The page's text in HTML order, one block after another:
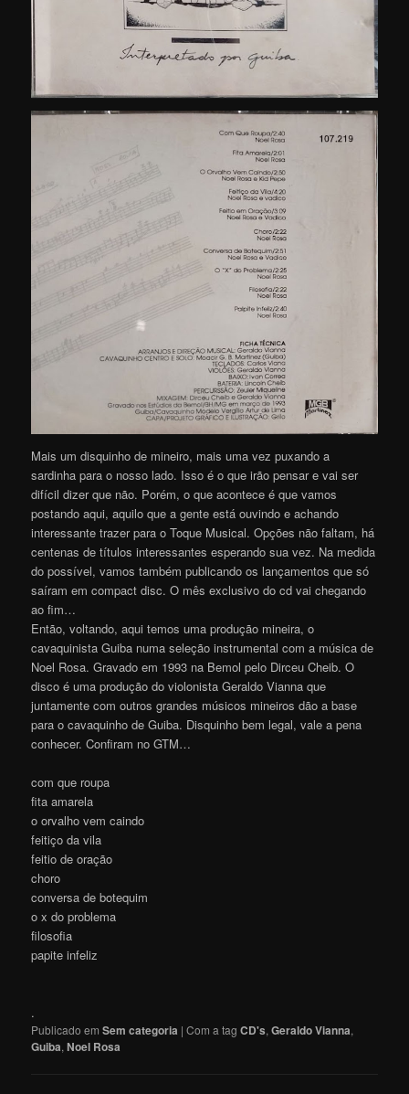
Mais um disquinho de mineiro, mais uma vez puxando a
sardinha para o nosso lado. Isso é o que irão pensar e vai ser
difícil dizer que não. Porém, o que acontece é que vamos
postando aqui, aquilo que a gente está ouvindo e achando
interessante trazer para o Toque Musical. Opções não faltam, há
centenas de títulos interessantes esperando sua vez. Na medida
do possível, vamos também publicando os lançamentos que só
saíram em compact disc. O mês exclusivo do cd vai chegando
ao fim…
Então, voltando, aqui temos uma produção mineira, o
cavaquinista Guiba numa seleção instrumental com a música de
Noel Rosa. Gravado em 1993 na Bemol pelo Dirceu Cheib. O
disco é uma produção do violonista Geraldo Vianna que
juntamente com outros grandes músicos mineiros dão a base
para o cavaquinho de Guiba. Disquinho bem legal, vale a pena
conhecer. Confiram no GTM…
com que roupa
fita amarela
o orvalho vem caindo
feitiço da vila
feitio de oração
choro
conversa de botequim
o x do problema
filosofia
papite infeliz
.
Publicado em Sem categoria |Com a tagCD's,Geraldo Vianna,
Guiba,Noel Rosa